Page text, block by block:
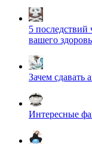
5 последствий
вашего
Зачем сдавать
Интересные